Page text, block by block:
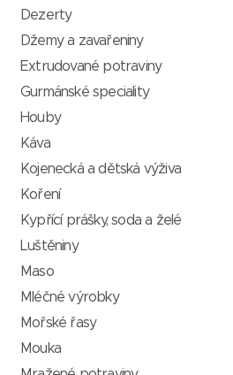
Dezerty
Džemy a zavařeniny
Extrudované potraviny
Gurmánské speciality
Houby
Káva
Kojenecká a dětská výživa
Koření
Kypřící prášky, soda a želé
Luštěniny
Maso
Mléčné výrobky
Mořské řasy
Mouka